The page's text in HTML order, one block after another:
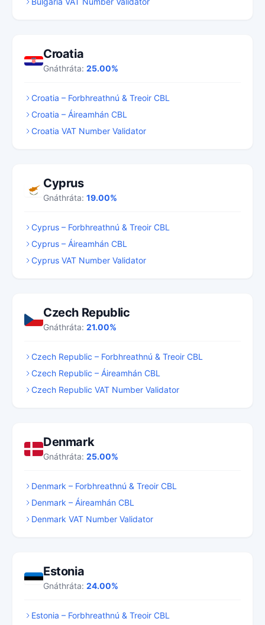
Croatia
Gnáthráta: 25.00%
Croatia – Forbhreathnú & Treoir CBL
Croatia – Áireamhán CBL
Croatia VAT Number Validator
Cyprus
Gnáthráta: 19.00%
Cyprus – Forbhreathnú & Treoir CBL
Cyprus – Áireamhán CBL
Cyprus VAT Number Validator
Czech Republic
Gnáthráta: 21.00%
Czech Republic – Forbhreathnú & Treoir CBL
Czech Republic – Áireamhán CBL
Czech Republic VAT Number Validator
Denmark
Gnáthráta: 25.00%
Denmark – Forbhreathnú & Treoir CBL
Denmark – Áireamhán CBL
Denmark VAT Number Validator
Estonia
Gnáthráta: 24.00%
Estonia – Forbhreathnú & Treoir CBL